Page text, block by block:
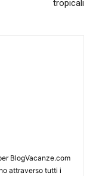
tropicali
BlogVacanze.com
attraverso tutti i